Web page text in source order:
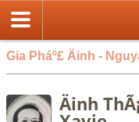
Gia Pháº£ Äinh -
Äinh